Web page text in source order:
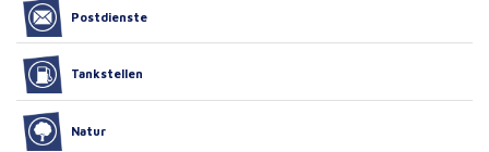
Postdienste
Tankstellen
Natur